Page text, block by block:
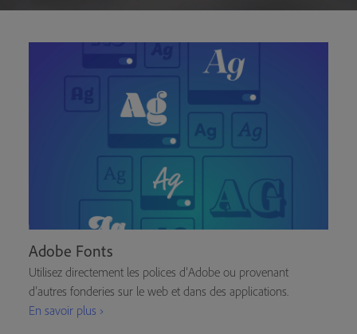
Adobe Fonts
Utilisez directement les polices d’Adobe ou provenant
d’autres fonderies sur le web et dans des applications.
En savoir plus ›